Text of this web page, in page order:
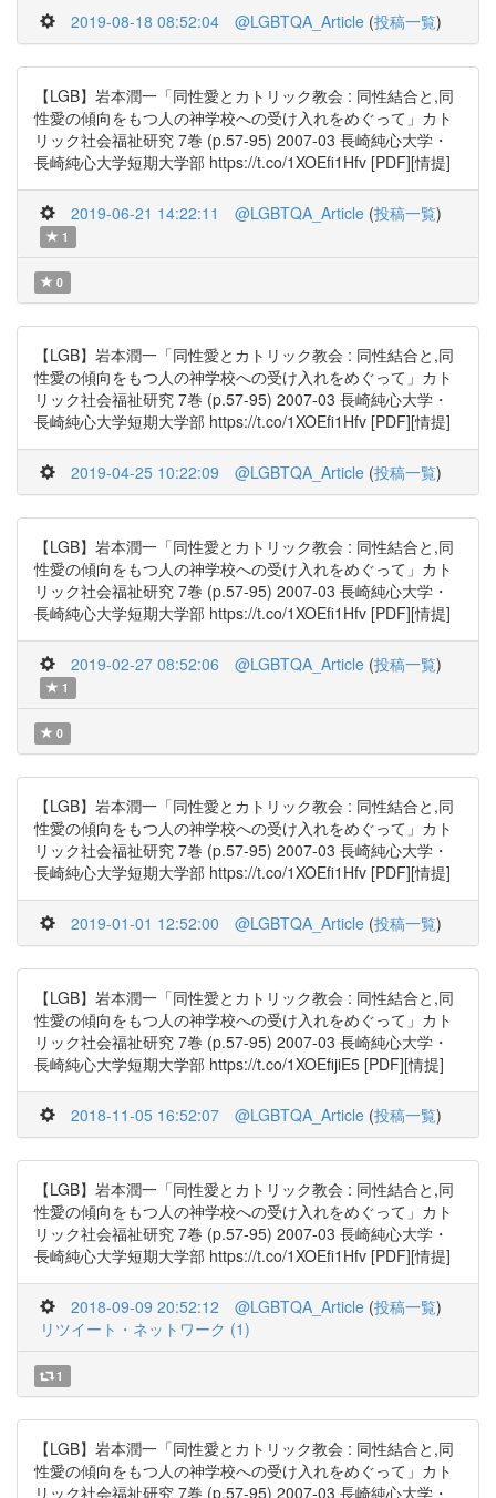
2019-08-18 08:52:04 @LGBTQA_Article (投稿一覧)
【LGB】岩本潤一「同性愛とカトリック教会 : 同性結合と,同
性愛の傾向をもつ人の神学校への受け入れをめぐって」カト
リック社会福祉研究 7巻 (p.57-95) 2007-03 長崎純心大学・
長崎純心大学短期大学部 https://t.co/1XOEfi1Hfv [PDF][情提]
2019-06-21 14:22:11 @LGBTQA_Article (投稿一覧)
1
0
【LGB】岩本潤一「同性愛とカトリック教会 : 同性結合と,同
性愛の傾向をもつ人の神学校への受け入れをめぐって」カト
リック社会福祉研究 7巻 (p.57-95) 2007-03 長崎純心大学・
長崎純心大学短期大学部 https://t.co/1XOEfi1Hfv [PDF][情提]
2019-04-25 10:22:09 @LGBTQA_Article (投稿一覧)
【LGB】岩本潤一「同性愛とカトリック教会 : 同性結合と,同
性愛の傾向をもつ人の神学校への受け入れをめぐって」カト
リック社会福祉研究 7巻 (p.57-95) 2007-03 長崎純心大学・
長崎純心大学短期大学部 https://t.co/1XOEfi1Hfv [PDF][情提]
2019-02-27 08:52:06 @LGBTQA_Article (投稿一覧)
1
0
【LGB】岩本潤一「同性愛とカトリック教会 : 同性結合と,同
性愛の傾向をもつ人の神学校への受け入れをめぐって」カト
リック社会福祉研究 7巻 (p.57-95) 2007-03 長崎純心大学・
長崎純心大学短期大学部 https://t.co/1XOEfi1Hfv [PDF][情提]
2019-01-01 12:52:00 @LGBTQA_Article (投稿一覧)
【LGB】岩本潤一「同性愛とカトリック教会 : 同性結合と,同
性愛の傾向をもつ人の神学校への受け入れをめぐって」カト
リック社会福祉研究 7巻 (p.57-95) 2007-03 長崎純心大学・
長崎純心大学短期大学部 https://t.co/1XOEfijiE5 [PDF][情提]
2018-11-05 16:52:07 @LGBTQA_Article (投稿一覧)
【LGB】岩本潤一「同性愛とカトリック教会 : 同性結合と,同
性愛の傾向をもつ人の神学校への受け入れをめぐって」カト
リック社会福祉研究 7巻 (p.57-95) 2007-03 長崎純心大学・
長崎純心大学短期大学部 https://t.co/1XOEfi1Hfv [PDF][情提]
2018-09-09 20:52:12 @LGBTQA_Article (投稿一覧)
リツイート・ネットワーク (1)
1
【LGB】岩本潤一「同性愛とカトリック教会 : 同性結合と,同
性愛の傾向をもつ人の神学校への受け入れをめぐって」カト
リック社会福祉研究 7巻 (p.57-95) 2007-03 長崎純心大学・